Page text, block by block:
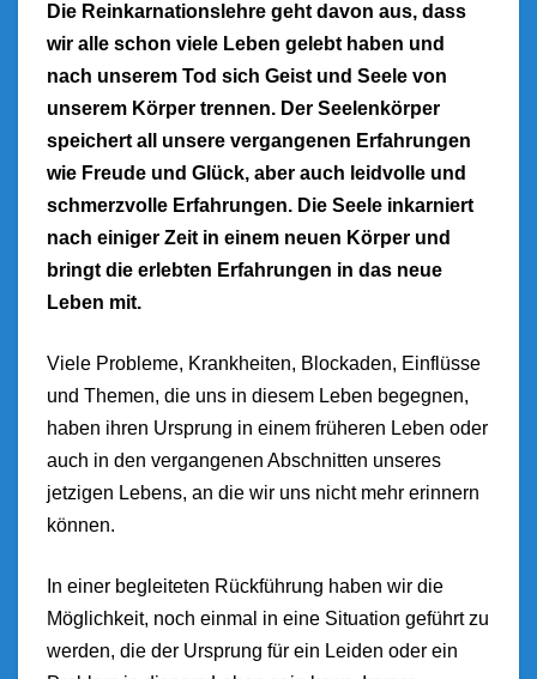
Die Reinkarnationslehre geht davon aus, dass
wir alle schon viele Leben gelebt haben und
nach unserem Tod sich Geist und Seele von
unserem Körper trennen. Der Seelenkörper
speichert all unsere vergangenen Erfahrungen
wie Freude und Glück, aber auch leidvolle und
schmerzvolle Erfahrungen. Die Seele inkarniert
nach einiger Zeit in einem neuen Körper und
bringt die erlebten Erfahrungen in das neue
Leben mit.
Viele Probleme, Krankheiten, Blockaden, Einflüsse
und Themen, die uns in diesem Leben begegnen,
haben ihren Ursprung in einem früheren Leben oder
auch in den vergangenen Abschnitten unseres
jetzigen Lebens, an die wir uns nicht mehr erinnern
können.
In einer begleiteten Rückführung haben wir die
Möglichkeit, noch einmal in eine Situation geführt zu
werden, die der Ursprung für ein Leiden oder ein